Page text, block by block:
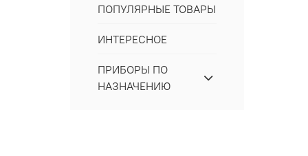
ПОПУЛЯРНЫЕ ТОВАРЫ
ИНТЕРЕСНОЕ
ПРИБОРЫ ПО
НАЗНАЧЕНИЮ